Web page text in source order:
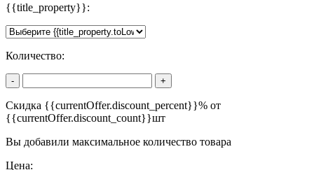
{{title_property}}:
Количество:
- +
Скидка {{currentOffer.discount_percent}}% от
{{currentOffer.discount_count}}шт
Вы добавили максимальное количество товара
Цена: